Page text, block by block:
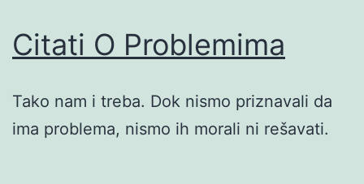
Citati O Problemima
Tako nam i treba. Dok nismo priznavali da
ima problema, nismo ih morali ni rešavati.